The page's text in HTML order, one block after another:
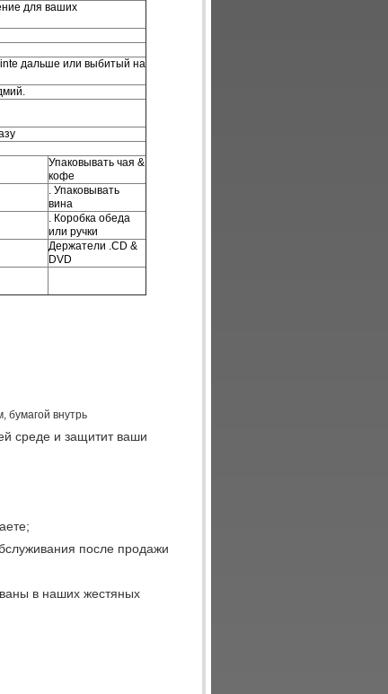
для ваших
дальше или выбитый на
Упаковывать чая &
кофе
. Упаковывать
вина
. Коробка обеда
или ручки
Держатели .CD &
DVD
бумагой внутрь
среде и защитит ваши
после продажи
в наших жестяных